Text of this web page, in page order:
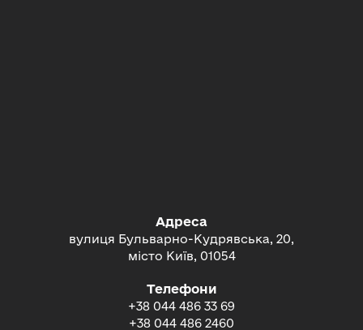
Адреса
вулиця Бульварно-Кудрявська, 20,
місто Київ, 01054
Телефони
+38 044 486 33 69
+38 044 486 2460